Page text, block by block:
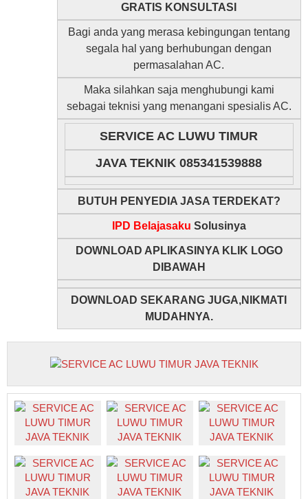
GRATIS KONSULTASI
Bagi anda yang merasa kebingungan tentang
segala hal yang berhubungan dengan
permasalahan AC.
Maka silahkan saja menghubungi kami
sebagai teknisi yang menangani spesialis AC.
SERVICE AC LUWU TIMUR
JAVA TEKNIK 085341539888
BUTUH PENYEDIA JASA TERDEKAT?
IPD Belajasaku Solusinya
DOWNLOAD APLIKASINYA KLIK LOGO
DIBAWAH
DOWNLOAD SEKARANG JUGA,NIKMATI
MUDAHNYA.